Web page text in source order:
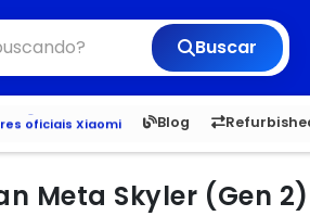
Buscar
oficiais Xiaomi
Blog
6,050 5.23 1,900
Meta Skyler (Gen